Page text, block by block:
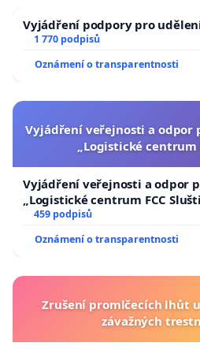
Vyjádření podpory pro
1 770 podpisů
Oznámení o transparentnosti
Vyjádření veřejnosti a odpor
„Logistické centrum
Vyjádření veřejnosti a odpor
„Logistické centrum FCC
459 podpisů
Oznámení o transparentnosti
Zrušení promlčecích lhůt
závažných